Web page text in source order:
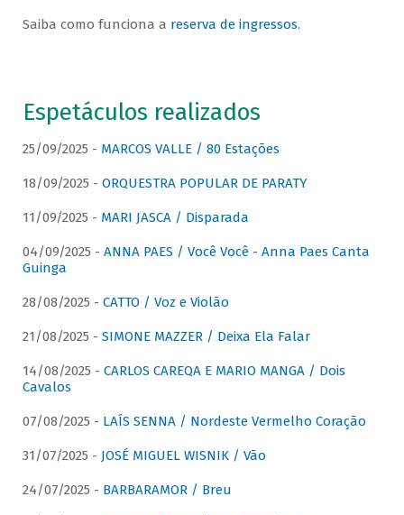
Saiba como funciona a reserva de ingressos.
Espetáculos realizados
25/09/2025 - MARCOS VALLE / 80 Estações
18/09/2025 - ORQUESTRA POPULAR DE PARATY
11/09/2025 - MARI JASCA / Disparada
04/09/2025 - ANNA PAES / Você Você - Anna Paes Canta
Guinga
28/08/2025 - CATTO / Voz e Violão
21/08/2025 - SIMONE MAZZER / Deixa Ela Falar
14/08/2025 - CARLOS CAREQA E MARIO MANGA / Dois
Cavalos
07/08/2025 - LAÍS SENNA / Nordeste Vermelho Coração
31/07/2025 - JOSÉ MIGUEL WISNIK / Vão
24/07/2025 - BARBARAMOR / Breu